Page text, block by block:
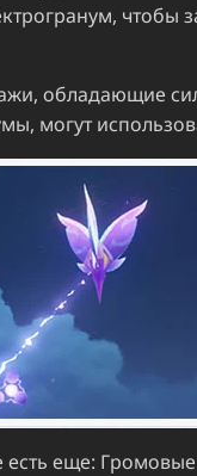
обладающие
могут
еще: